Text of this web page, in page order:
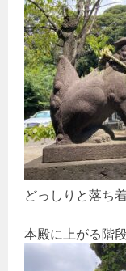
どっしりと落ち
本殿に上がる階